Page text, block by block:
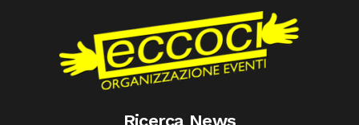
Ricerca News